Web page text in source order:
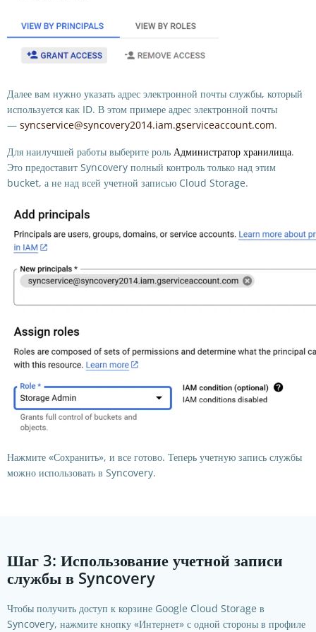
Далее вам нужно указать адрес электронной почты службы, который
используется как ID. В этом примере адрес электронной почты
— syncservice@syncovery2014.iam.gserviceaccount.com.
Для наилучшей работы выберите роль Администратор хранилища.
Это предоставит Syncovery полный контроль только над этим
bucket, а не над всей учетной записью Cloud Storage.
Нажмите «Сохранить», и все готово. Теперь учетную запись службы
можно использовать в Syncovery.
Шаг 3: Использование учетной записи
службы в Syncovery
Чтобы получить доступ к корзине Google Cloud Storage в
Syncovery, нажмите кнопку «Интернет» с одной стороны в профиле